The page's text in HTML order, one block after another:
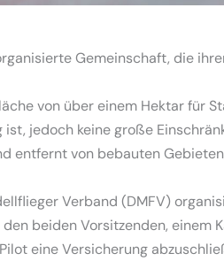
Gemeinschaft, die
von über einem Hektar für
jedoch keine große
entfernt von bebauten
Verband (DMFV)
beiden Vorsitzenden, einem
eine Versicherung